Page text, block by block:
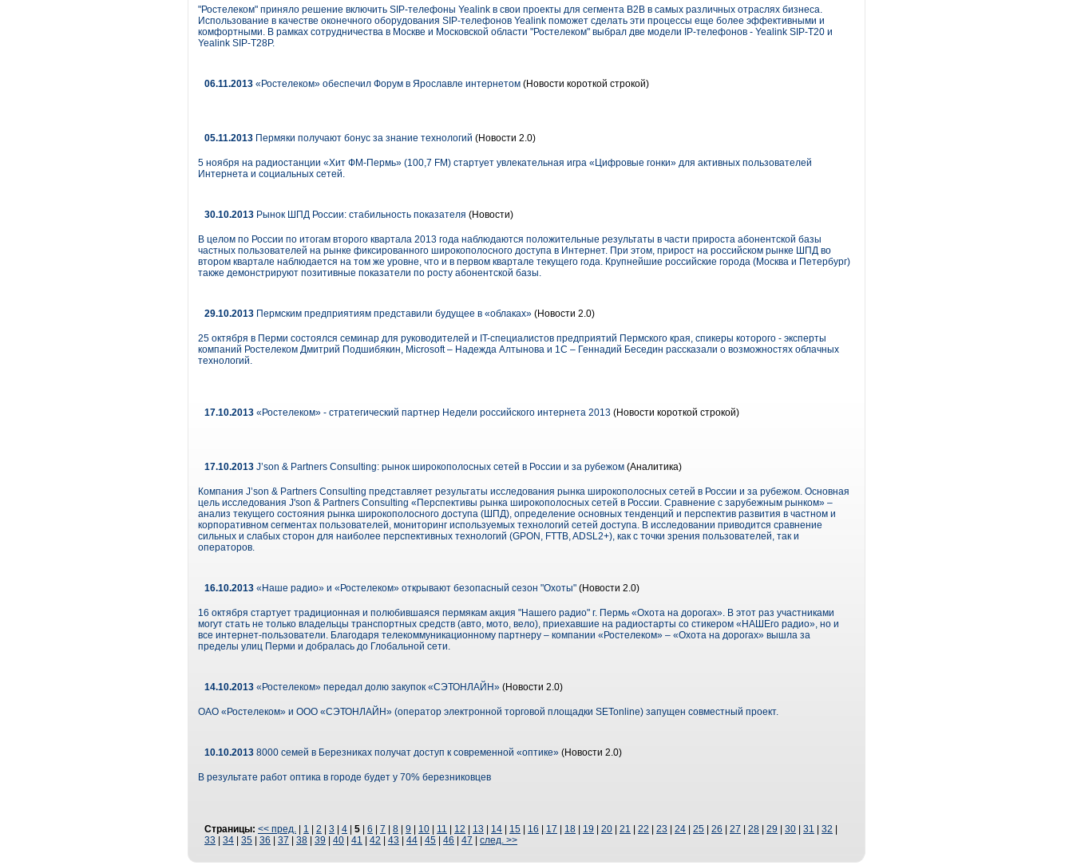
"Ростелеком" приняло решение включить SIP-телефоны Yealink в свои проекты для сегмента B2B в самых различных отраслях бизнеса.
Использование в качестве оконечного оборудования SIP-телефонов Yealink поможет сделать эти процессы еще более эффективными и
комфортными. В рамках сотрудничества в Москве и Московской области "Ростелеком" выбрал две модели IP-телефонов - Yealink SIP-T20 и
Yealink SIP-T28P.
06.11.2013 «Ростелеком» обеспечил Форум в Ярославле интернетом (Новости короткой строкой)
05.11.2013 Пермяки получают бонус за знание технологий (Новости 2.0)
5 ноября на радиостанции «Хит ФМ-Пермь» (100,7 FM) стартует увлекательная игра «Цифровые гонки» для активных пользователей
Интернета и социальных сетей.
30.10.2013 Рынок ШПД России: стабильность показателя (Новости)
В целом по России по итогам второго квартала 2013 года наблюдаются положительные результаты в части прироста абонентской базы
частных пользователей на рынке фиксированного широкополосного доступа в Интернет. При этом, прирост на российском рынке ШПД во
втором квартале наблюдается на том же уровне, что и в первом квартале текущего года. Крупнейшие российские города (Москва и Петербург)
также демонстрируют позитивные показатели по росту абонентской базы.
29.10.2013 Пермским предприятиям представили будущее в «облаках» (Новости 2.0)
25 октября в Перми состоялся семинар для руководителей и IT-специалистов предприятий Пермского края, спикеры которого - эксперты
компаний Ростелеком Дмитрий Подшибякин, Microsoft – Надежда Алтынова и 1С – Геннадий Беседин рассказали о возможностях облачных
технологий.
17.10.2013 «Ростелеком» - стратегический партнер Недели российского интернета 2013 (Новости короткой строкой)
17.10.2013 J’son & Partners Consulting: рынок широкополосных сетей в России и за рубежом (Аналитика)
Компания J’son & Partners Consulting представляет результаты исследования рынка широкополосных сетей в России и за рубежом. Основная
цель исследования J'son & Partners Consulting «Перспективы рынка широкополосных сетей в России. Сравнение с зарубежным рынком» –
анализ текущего состояния рынка широкополосного доступа (ШПД), определение основных тенденций и перспектив развития в частном и
корпоративном сегментах пользователей, мониторинг используемых технологий сетей доступа. В исследовании приводится сравнение
сильных и слабых сторон для наиболее перспективных технологий (GPON, FTTB, ADSL2+), как с точки зрения пользователей, так и
операторов.
16.10.2013 «Наше радио» и «Ростелеком» открывают безопасный сезон "Охоты" (Новости 2.0)
16 октября стартует традиционная и полюбившаяся пермякам акция "Нашего радио" г. Пермь «Охота на дорогах». В этот раз участниками
могут стать не только владельцы транспортных средств (авто, мото, вело), приехавшие на радиостарты со стикером «НАШЕго радио», но и
все интернет-пользователи. Благодаря телекоммуникационному партнеру – компании «Ростелеком» – «Охота на дорогах» вышла за
пределы улиц Перми и добралась до Глобальной сети.
14.10.2013 «Ростелеком» передал долю закупок «СЭТОНЛАЙН» (Новости 2.0)
ОАО «Ростелеком» и ООО «СЭТОНЛАЙН» (оператор электронной торговой площадки SETonline) запущен совместный проект.
10.10.2013 8000 семей в Березниках получат доступ к современной «оптике» (Новости 2.0)
В результате работ оптика в городе будет у 70% березниковцев
Страницы: << пред. 1 2 3 4 5 6 7 8 9 10 11 12 13 14 15 16 17 18 19 20 21 22 23 24 25 26 27 28 29 30 31 32
33
34 35 36 37 38 39 40 41 42 43 44 45 46 47 след. >>